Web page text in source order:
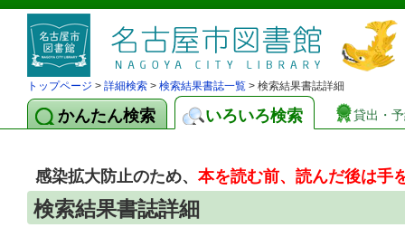
トップページ > 詳細検索 > 検索結果書誌一覧 > 検索結果書誌詳細
かんたん検索 いろいろ検索 貸出・
感染拡大防止のため、本を読む前、読んだ後は手
検索結果書誌詳細